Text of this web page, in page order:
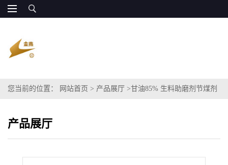
您当前的位置： 网站首页 > 产品展厅 >甘油85% 生料助磨剂节煤剂
产品展厅